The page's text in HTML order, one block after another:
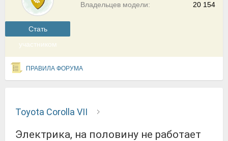
Cтать
участником
20 154
Владельцев модели:
ПРАВИЛА ФОРУМА
Toyota Corolla VII
Электрика, на половину не работает